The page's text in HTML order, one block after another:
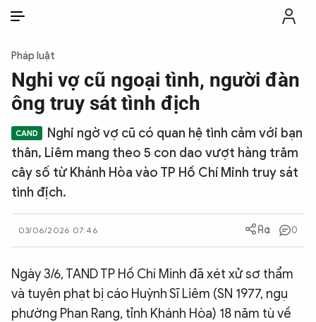
THỜI SỰ
CHỐNG DIỄN BIẾN HÒA BÌNH
CÔNG AN TRONG LÒNG DÂN
PHÁP LUẬT
CÔNG NGHỆ
Pháp luật
Nghi vợ cũ ngoại tình, người đàn
ông truy sát tình địch
Nghi ngờ vợ cũ có quan hệ tình cảm với bạn
thân, Liêm mang theo 5 con dao vượt hàng trăm
cây số từ Khánh Hòa vào TP Hồ Chí Minh truy sát
tình địch.
03/06/2026 07:46 0
Ngày 3/6, TAND TP Hồ Chí Minh đã xét xử sơ thẩm
và tuyên phạt bị cáo Huỳnh Sĩ Liêm (SN 1977, ngụ
phường Phan Rang, tỉnh Khánh Hòa) 18 năm tù về